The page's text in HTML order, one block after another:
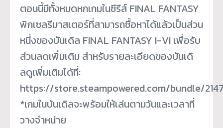
ตอนนี้มีทั้งหมดหกเกมในซีรีส์ FINAL FANTASY
พิกเซลรีมาสเตอร์ที่สามารถซื้อหาได้แล้วเป็นส่วน
หนึ่งของบันเดิล FINAL FANTASY I-VI เพื่อรับ
ส่วนลดเพิ่มเติม สำหรับรายละเอียดของบันเดิ
ลดูเพิ่มเติมได้ที่:
https://store.steampowered.com/bundle/
*เกมในบันเดิลจะพร้อมให้เล่นตามวันและเวลาที่
วางจำหน่าย